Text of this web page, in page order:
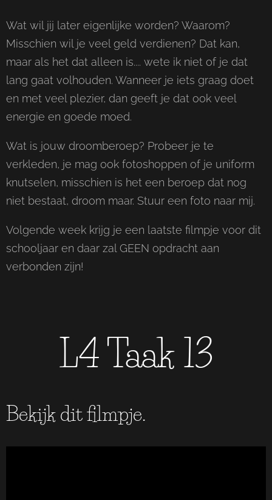
Wat wil jij later eigenlijke worden? Waarom?
Misschien wil je veel geld verdienen? Dat kan,
maar als het dat alleen is.... wete ik niet of je dat
lang gaat volhouden. Wanneer je iets graag doet
en met veel plezier, dan geeft je dat ook veel
energie en goede moed.
Wat is jouw droomberoep? Probeer je te
verkleden, je mag ook fotoshoppen of je uniform
knutselen, misschien is het een beroep dat nog
niet bestaat, droom maar. Stuur een foto naar mij.
Volgende week krijg je een laatste filmpje voor dit
schooljaar en daar zal GEEN opdracht aan
verbonden zijn!
L4 Taak 13
Bekijk dit filmpje.